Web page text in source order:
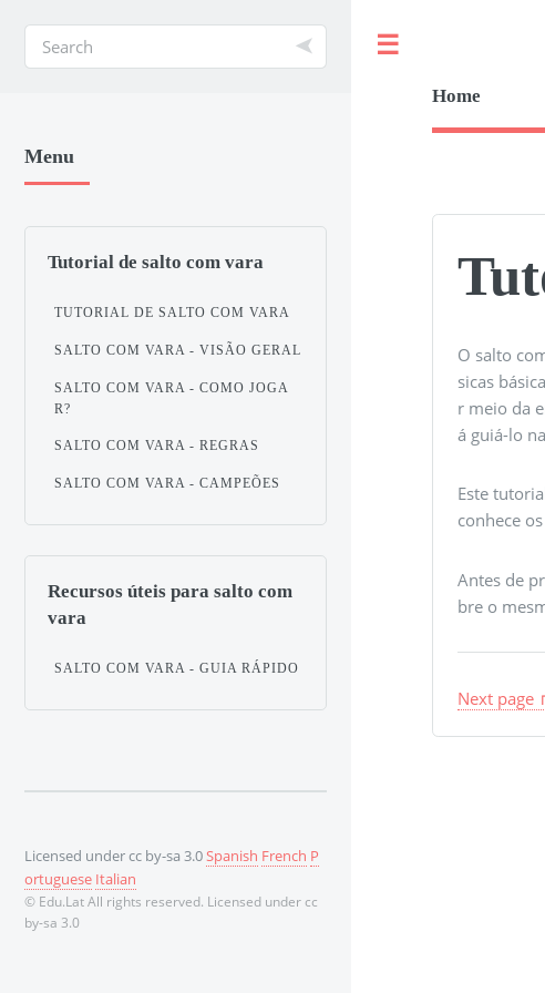
Home
O salto
sicas
r meio da
á guiá-lo
Este
conhece
Antes de
bre o
Next page
Menu
Tutorial de salto com vara
TUTORIAL DE SALTO COM VARA
SALTO COM VARA - VISÃO GERAL
SALTO COM VARA - COMO JOGA
R?
SALTO COM VARA - REGRAS
SALTO COM VARA - CAMPEÕES
Recursos úteis para salto com
vara
SALTO COM VARA - GUIA RÁPIDO
Licensed under cc by-sa 3.0 Spanish French P
ortuguese Italian
© Edu.Lat All rights reserved. Licensed under cc
by-sa 3.0